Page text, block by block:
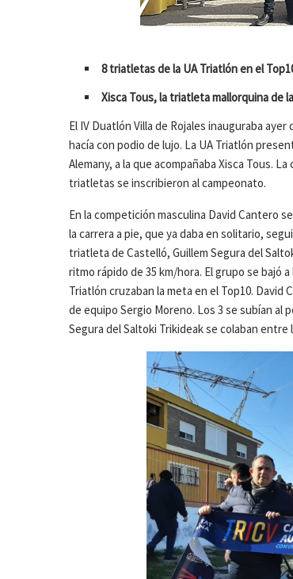
8 triatletas de la UA Triatlón en el
Xisca Tous, la triatleta mallorquina de
El IV Duatlón Villa de Rojales inauguraba
hacía con podio de lujo. La UA Triatlón
Alemany, a la que acompañaba Xisca Tous.
triatletas se inscribieron al campeonato.
En la competición masculina David Cantero
la carrera a pie, que ya daba en solitario,
triatleta de Castelló, Guillem Segura del
ritmo rápido de 35 km/hora. El grupo se bajó
Triatlón cruzaban la meta en el Top10. David
de equipo Sergio Moreno. Los 3 se subían al
Segura del Saltoki Trikideak se colaban